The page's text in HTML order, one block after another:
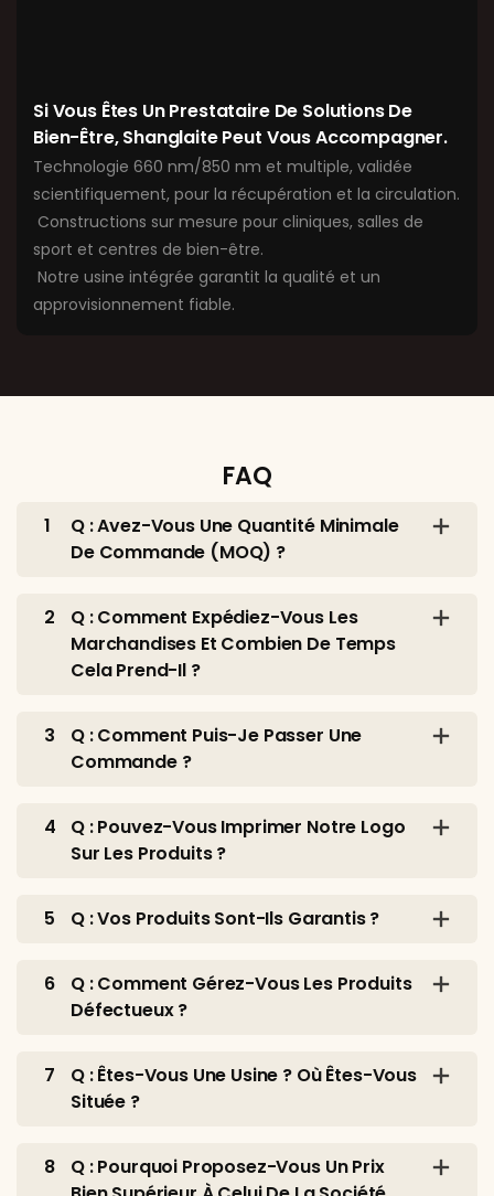
Si Vous Êtes Un Prestataire De Solutions De
Bien-Être, Shanglaite Peut Vous Accompagner.
Technologie 660 nm/850 nm et multiple, validée
scientifiquement, pour la récupération et la circulation.
Constructions sur mesure pour cliniques, salles de
sport et centres de bien-être.
Notre usine intégrée garantit la qualité et un
approvisionnement fiable.
FAQ
1
Q : Avez-Vous Une Quantité Minimale
De Commande (MOQ) ?
2
Q : Comment Expédiez-Vous Les
Marchandises Et Combien De Temps
Cela Prend-Il ?
3
Q : Comment Puis-Je Passer Une
Commande ?
4
Q : Pouvez-Vous Imprimer Notre Logo
Sur Les Produits ?
5 Q : Vos Produits Sont-Ils Garantis ?
6
Q : Comment Gérez-Vous Les Produits
Défectueux ?
7
Q : Êtes-Vous Une Usine ? Où Êtes-Vous
Située ?
8
Q : Pourquoi Proposez-Vous Un Prix